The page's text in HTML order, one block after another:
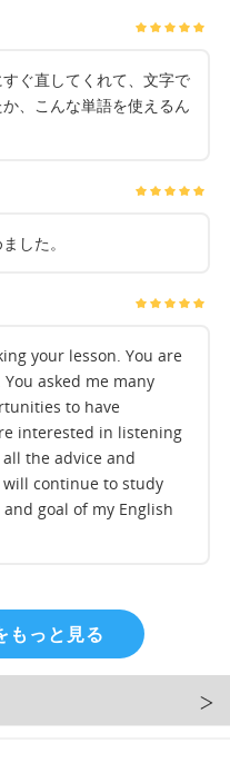
ぐ直してくれて、文字で
、こんな単語を使えるん
した。
your lesson. You are
asked me many
to have
interested in listening
the advice and
will continue to study
goal of my English
もっと見る